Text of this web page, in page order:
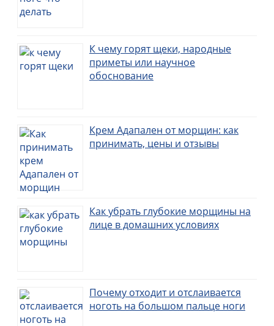
К чему горят щеки, народные
приметы или научное
обоснование
Крем Адапален от морщин: как
принимать, цены и отзывы
Как убрать глубокие морщины на
лице в домашних условиях
Почему отходит и отслаивается
ноготь на большом пальце ноги